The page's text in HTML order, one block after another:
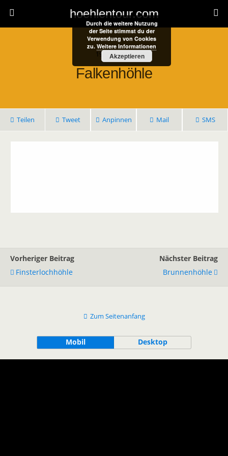
hoehlentour.com
19. Mai 2021
Falkenhöhle
Teilen Tweet Anpinnen Mail SMS
Vorheriger Beitrag
Finsterlochhöhle
Nächster Beitrag
Brunnenhöhle
Durch die weitere Nutzung
der Seite stimmst du der
Verwendung von Cookies
zu. Weitere Informationen
Akzeptieren
Zum Seitenanfang
Mobil Desktop